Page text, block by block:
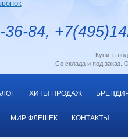
36-84,
Купить
Со склада и под заказ.
ХИТЫ ПРОДАЖ
МИР ФЛЕШЕК КОНТАКТЫ